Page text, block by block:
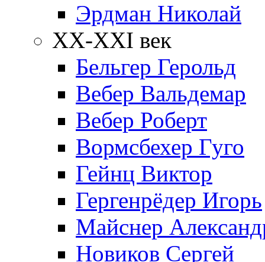
Эрдман Николай
ХХ-XXI век
Бельгер Герольд
Вебер Вальдемар
Вебер Роберт
Вормсбехер Гуго
Гейнц Виктор
Гергенрёдер Игорь
Майснер
Новиков Сергей